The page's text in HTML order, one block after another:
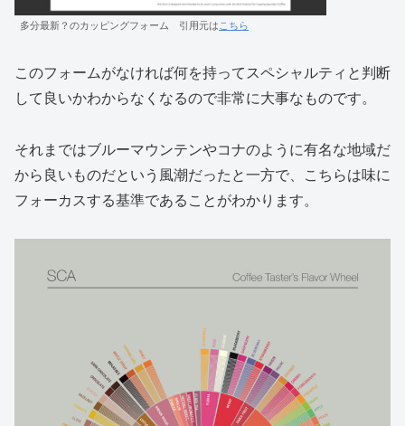
多分最新？のカッピングフォーム 引用元はこちら
このフォームがなければ何を持ってスペシャルティと判断
して良いかわからなくなるので非常に大事なものです。
それまではブルーマウンテンやコナのように有名な地域だ
から良いものだという風潮だったと一方で、こちらは味に
フォーカスする基準であることがわかります。